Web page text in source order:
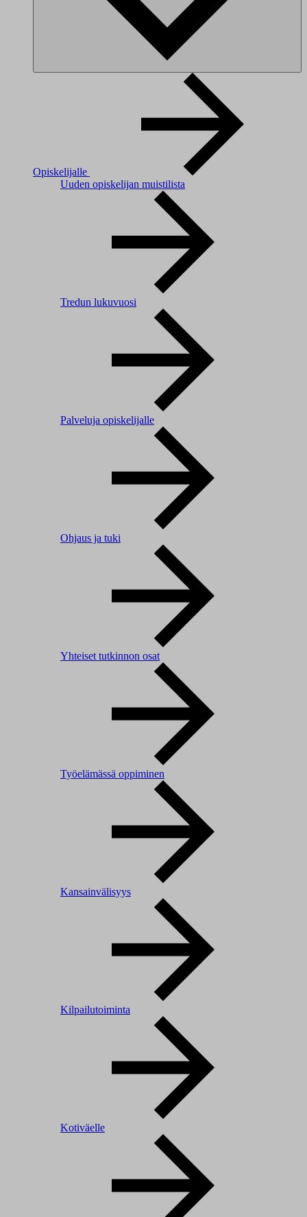
Opiskelijalle
Uuden opiskelijan muistilista
Tredun lukuvuosi
Palveluja opiskelijalle
Ohjaus ja tuki
Yhteiset tutkinnon osat
Työelämässä oppiminen
Kansainvälisyys
Kilpailutoiminta
Kotiväelle